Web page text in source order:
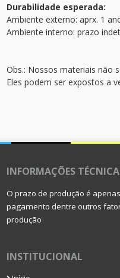
Durabilidade esperada:
Ambiente externo: aprx. 1
Ambiente interno: prazo
Obs.: Nossos materiais não
Eles podem ser expostos a
INFORMAÇÕES
O prazo de produção é
pagamento dentre outros
produção
INSTITUCIONAL